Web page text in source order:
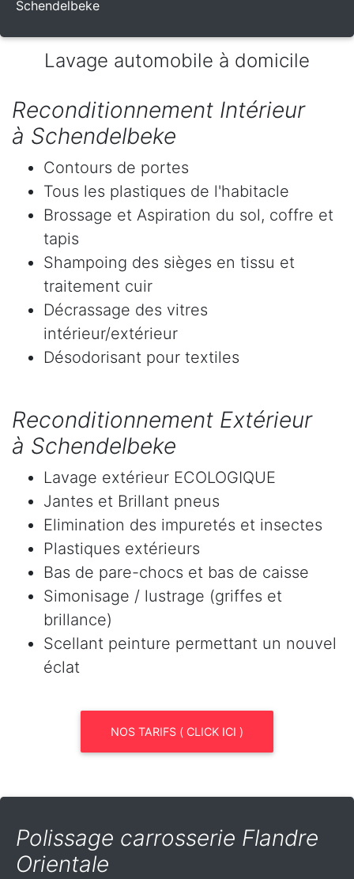
Schendelbeke
Lavage automobile à domicile
Reconditionnement Intérieur
à Schendelbeke
Contours de portes
Tous les plastiques de l'habitacle
Brossage et Aspiration du sol, coffre et
tapis
Shampoing des sièges en tissu et
traitement cuir
Décrassage des vitres
intérieur/extérieur
Désodorisant pour textiles
Reconditionnement Extérieur
à Schendelbeke
Lavage extérieur ECOLOGIQUE
Jantes et Brillant pneus
Elimination des impuretés et insectes
Plastiques extérieurs
Bas de pare-chocs et bas de caisse
Simonisage / lustrage (griffes et
brillance)
Scellant peinture permettant un nouvel
éclat
NOS TARIFS ( CLICK ICI )
Polissage carrosserie Flandre
Orientale